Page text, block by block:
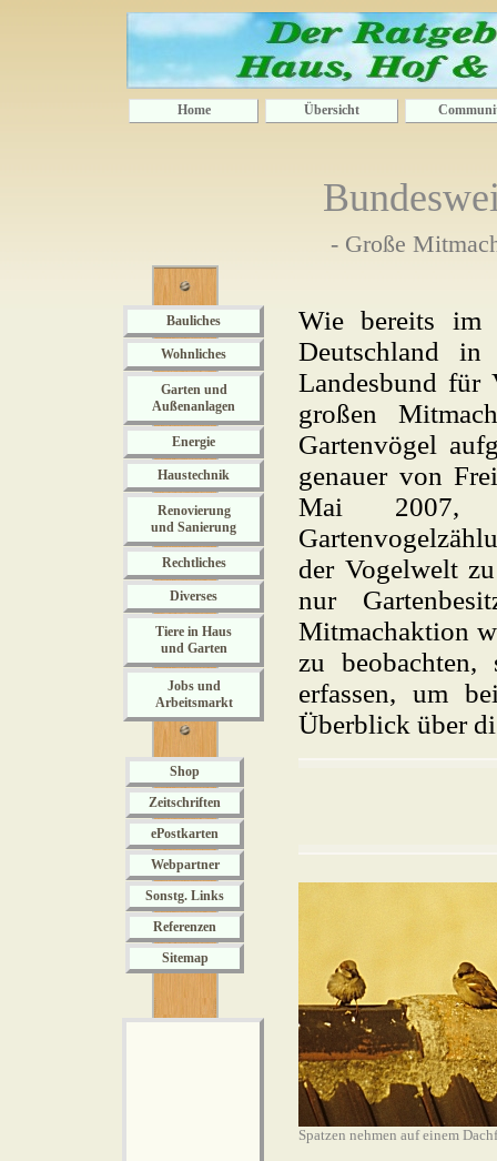
Home Übersicht
- Große
Bauliches
Wohnliches
Garten und
Außenanlagen
Energie
Haustechnik
Renovierung
und Sanierung
Rechtliches
Diverses
Tiere in Haus
und Garten
Jobs und
Arbeitsmarkt
Shop
Zeitschriften
ePostkarten
Webpartner
Sonstg. Links
Referenzen
Sitemap
Wie bereits im
Deutschland in
Landesbund für
großen
Gartenvögel
genauer von
Mai 2007,
der Vogelwelt
nur
Mitmachaktion
zu beobachten,
erfassen, um
Überblick über
Spatzen nehmen auf einem